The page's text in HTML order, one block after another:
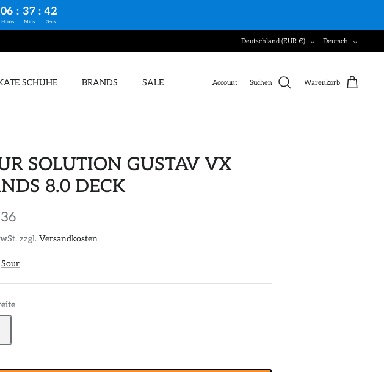
06 : 37 : 41
Hours Mins Secs
Deutschland (EUR €) Deutsch
SCHUHE BRANDS SALE Account Suchen Warenkorb
SOLUTION GUSTAV VX
8.0 DECK
zzgl.Versandkosten
Sour